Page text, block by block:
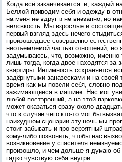
Когда всё заканчивается, и, каждый
Беллой приводим себя и одежду в
на меня не вдруг и не внезапно, но
неловкость. Мы взрослые и
первый взгляд здесь нечего
произошедшее совершенно
неотъемлемой частью отношений, но
задумываюсь, что, возможно, именно
лишь тогда, когда двое находятся за
квартиры. Интимность сохраняется
задёрнутыми занавесками и на своей
время как мы повели себя, словно
зажимающиеся в машине. Нас мог
любой посторонний, а на этой
может оказаться сразу около
что в случае чего кто-то мог бы
наихудшем сценарии эту ночь мы
стоит забывать и про вероятный
кому-либо позвонить, чтобы нас
возникновение у спасителя
произошло, и чем дольше я думаю об
гадко чувствую себя внутри.